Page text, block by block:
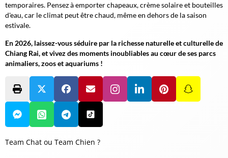
temporaires. Pensez à emporter chapeaux, crème solaire et bouteilles
d'eau, car le climat peut être chaud, même en dehors de la saison
estivale.
En 2026, laissez-vous séduire par la richesse naturelle et culturelle de
Chiang Rai, et vivez des moments inoubliables au cœur de ses parcs
animaliers, zoos et aquariums !
Team Chat ou Team Chien ?